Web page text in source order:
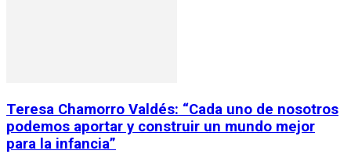
Teresa Chamorro Valdés: “Cada uno de nosotros
podemos aportar y construir un mundo mejor
para la infancia”